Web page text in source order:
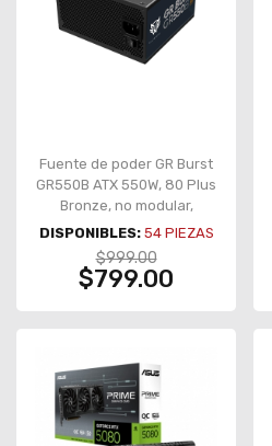
Fuente de poder GR Burst
GR550B ATX 550W, 80 Plus
Bronze, no modular,
Legend negro – BR-
937696
DISPONIBLES: 54PIEZAS
$999.00
$799.00